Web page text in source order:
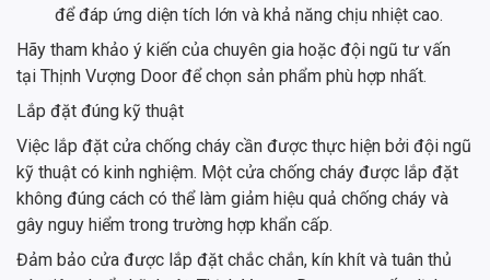
để đáp ứng diện tích lớn và khả năng chịu nhiệt cao.
Hãy tham khảo ý kiến của chuyên gia hoặc đội ngũ tư vấn
tại Thịnh Vượng Door để chọn sản phẩm phù hợp nhất.
Lắp đặt đúng kỹ thuật
Việc lắp đặt cửa chống cháy cần được thực hiện bởi đội ngũ
kỹ thuật có kinh nghiệm. Một cửa chống cháy được lắp đặt
không đúng cách có thể làm giảm hiệu quả chống cháy và
gây nguy hiểm trong trường hợp khẩn cấp.
Đảm bảo cửa được lắp đặt chắc chắn, kín khít và tuân thủ